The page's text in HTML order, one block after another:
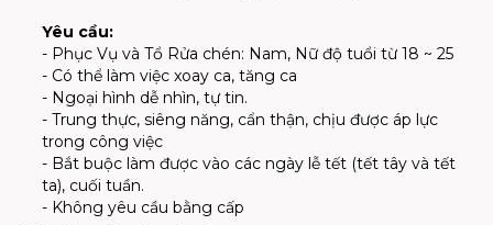
Yêu cầu:
- Phục Vụ và Tổ Rửa chén: Nam, Nữ độ tuổi từ 18 ~ 25
- Có thể làm việc xoay ca, tăng ca
- Ngoại hình dễ nhìn, tự tin.
- Trung thực, siêng năng, cẩn thận, chịu được áp lực
trong công việc
- Bắt buộc làm được vào các ngày lễ tết (tết tây và tết
ta), cuối tuần.
- Không yêu cầu bằng cấp